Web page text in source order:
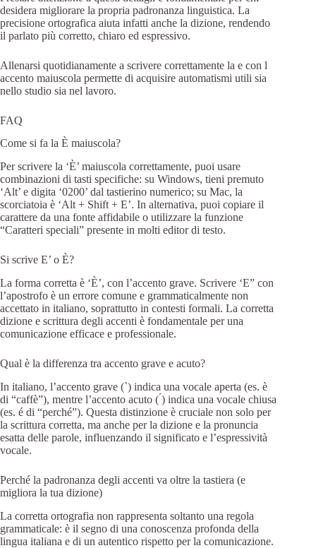
desidera migliorare la propria padronanza linguistica. La
precisione ortografica aiuta infatti anche la dizione, rendendo
il parlato più corretto, chiaro ed espressivo.
Allenarsi quotidianamente a scrivere correttamente la e con l
accento maiuscola permette di acquisire automatismi utili sia
nello studio sia nel lavoro.
FAQ
Come si fa la È maiuscola?
Per scrivere la ‘È’ maiuscola correttamente, puoi usare
combinazioni di tasti specifiche: su Windows, tieni premuto
‘Alt’ e digita ‘0200’ dal tastierino numerico; su Mac, la
scorciatoia è ‘Alt + Shift + E’. In alternativa, puoi copiare il
carattere da una fonte affidabile o utilizzare la funzione
“Caratteri speciali” presente in molti editor di testo.
Si scrive E’ o È?
La forma corretta è ‘È’, con l’accento grave. Scrivere ‘E” con
l’apostrofo è un errore comune e grammaticalmente non
accettato in italiano, soprattutto in contesti formali. La corretta
dizione e scrittura degli accenti è fondamentale per una
comunicazione efficace e professionale.
Qual è la differenza tra accento grave e acuto?
In italiano, l’accento grave (`) indica una vocale aperta (es. è
di “caffè”), mentre l’accento acuto ( ́) indica una vocale chiusa
(es. é di “perché”). Questa distinzione è cruciale non solo per
la scrittura corretta, ma anche per la dizione e la pronuncia
esatta delle parole, influenzando il significato e l’espressività
vocale.
Perché la padronanza degli accenti va oltre la tastiera (e
migliora la tua dizione)
La corretta ortografia non rappresenta soltanto una regola
grammaticale: è il segno di una conoscenza profonda della
lingua italiana e di un autentico rispetto per la comunicazione.